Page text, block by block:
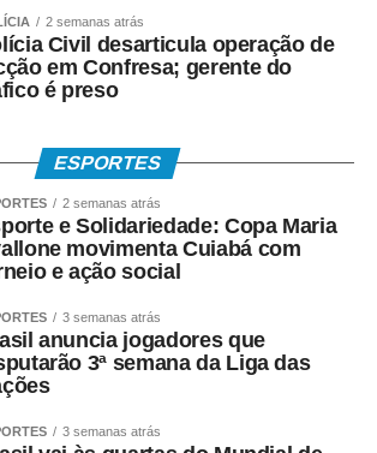
Empresarial e Processual, Ilson
que, por determinação do presidente
Sérgio Ricardo, o Tribunal
orientativa para apoiar o estado e os
desenvolvemos um trabalho de
estudos, diagnósticos e subsídios
das políticas públicas. Nosso
o conhecimento sobre a Reforma
as potencialidades dos municípios
ao novo modelo, cuja transição
salientou.
e especialista em gestão,
que a reforma cria oportunidades
2 semanas atrás
Civil desarticula operação de
em Confresa; gerente do
é preso
ESPORTES
2 semanas atrás
e Solidariedade: Copa Maria
movimenta Cuiabá com
e ação social
3 semanas atrás
anuncia jogadores que
3ª semana da Liga das
3 semanas atrás